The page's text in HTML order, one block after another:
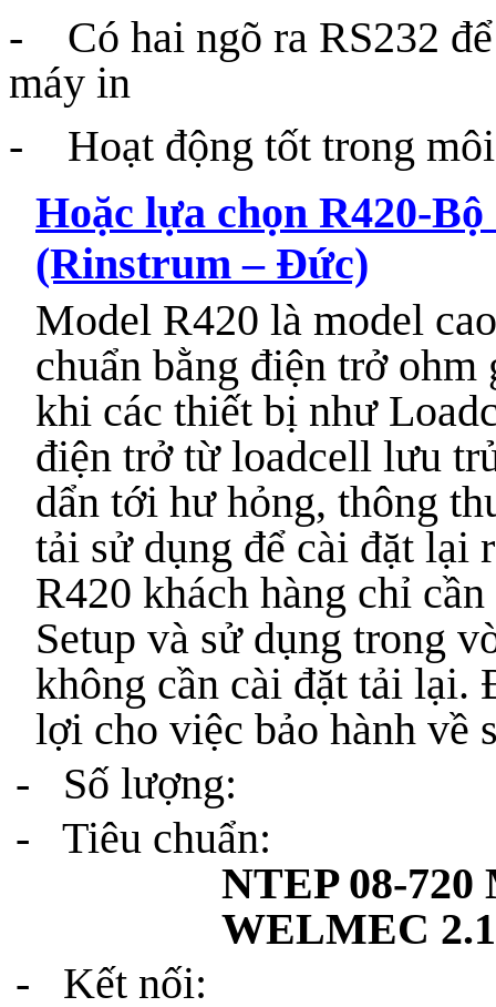
- Có hai ngõ ra RS232
máy in
- Hoạt động tốt trong
Hoặc lựa chọn R420-
(Rinstrum – Đức)
Model R420 là model
chuẩn bằng điện trở
khi các thiết bị như
điện trở từ loadcell lưu
dẩn tới hư hỏng, thông
tải sử dụng để cài đặt lại
R420 khách hàng chỉ
Setup và sử dụng trong
không cần cài đặt tải lại.
lợi cho việc bảo hành về
- Số lượng:
- Tiêu
NTEP 08-
WELMEC
- Kết nối: 16